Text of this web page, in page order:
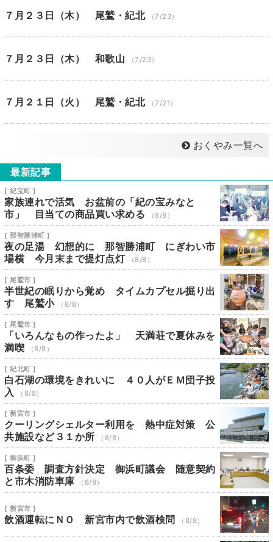
７月２３日（木） 尾鷲・紀北 （7/23）
７月２３日（木） 和歌山 （7/23）
７月２１日（火） 尾鷲・紀北 （7/21）
おくやみ一覧へ
最新記事
[ 紀宝町 ]
家族連れで活気 お盆前の「紀の宝みなと
市」 目当ての商品買い求める
（8/8）
[ 那智勝浦町 ]
夜の足湯 幻想的に 那智勝浦町 にぎわい市
場横 今月末まで提灯点灯
（8/8）
[ 尾鷲市 ]
半世紀の眠りから覚め タイムカプセル掘り出
す 尾鷲小
（8/8）
[ 尾鷲市 ]
「いろんなもの作ったよ」 天満荘で夏休みを
満喫
（8/8）
[ 紀北町 ]
白石湖の環境をきれいに ４０人がＥＭ団子投
入
（8/8）
[ 新宮市 ]
クーリングシェルター利用を 熱中症対策 公
共施設など３１か所
（8/8）
[ 御浜町 ]
百条委 調査方針決定 御浜町議会 随意契約
と市木消防車庫
（8/8）
[ 新宮市 ]
飲酒運転にＮＯ 新宮市内で飲酒検問 （8/8）